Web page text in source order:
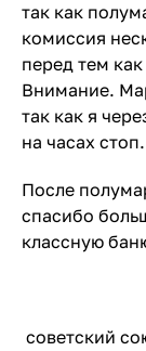
так как
комиссия
перед тем
Внимание.
так как я
на часах стоп.
После
спасибо
классную
советский